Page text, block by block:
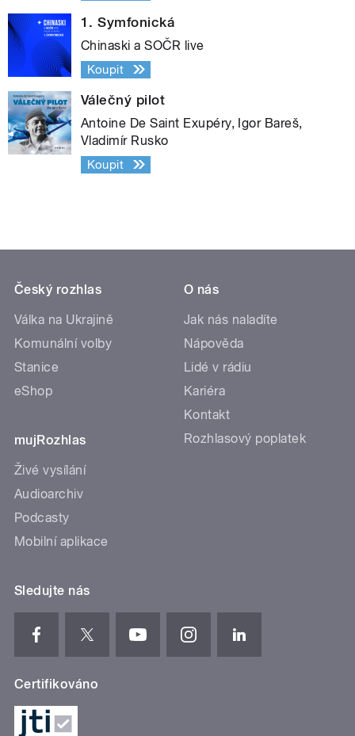
1. Symfonická
Chinaski a SOČR live
Koupit
Válečný pilot
Antoine De Saint Exupéry, Igor Bareš,
Vladimír Rusko
Koupit
Český rozhlas
Válka na Ukrajině
Komunální volby
Stanice
eShop
mujRozhlas
Živé vysílání
Audioarchiv
Podcasty
Mobilní aplikace
O nás
Jak nás naladíte
Nápověda
Lidé v rádiu
Kariéra
Kontakt
Rozhlasový poplatek
Sledujte nás
Certifikováno